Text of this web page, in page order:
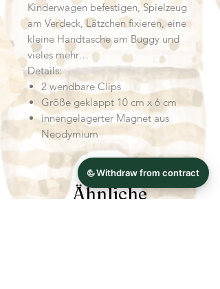
Kinderwagen befestigen, Spielzeug
am Verdeck, Lätzchen fixieren, eine
kleine Handtasche am Buggy und
vieles mehr…
Details:
2 wendbare Clips
Größe geklappt 10 cm x 6 cm
innengelagerter Magnet aus
Neodymium
Ähnliche